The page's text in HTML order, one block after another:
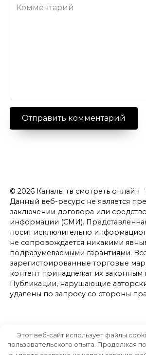
Комментарий
© 2026 Каналы тв смотреть
Данный веб-ресурс не является
заключении договора или
информации (СМИ).
носит исключительно
не сопровождается никакими
подразумеваемыми гарантиями.
зарегистрированные торговые
контент принадлежат их законным
Публикации, нарушающие
удалены по запросу со стороны
Этот веб-сайт использует файлы
пользовательского опыта. Продолжая